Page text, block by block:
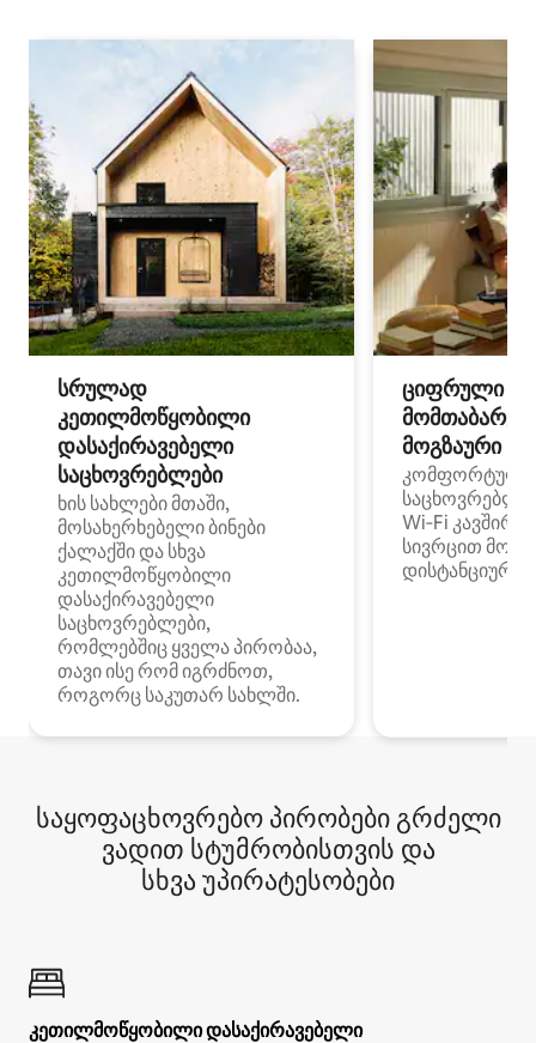
სრულად
კეთილმოწყობილი
დასაქირავებელი
საცხოვრებლები
ხის სახლები მთაში,
მოსახერხებელი ბინები
ქალაქში და სხვა
კეთილმოწყობილი
დასაქირავებელი
საცხოვრებლები,
რომლებშიც ყველა პირობაა,
თავი ისე რომ იგრძნოთ,
როგორც საკუთარ სახლში.
ციფრული
მოგზაური
კომფორტული
Wi‑Fi
სივრცით
დისტანციური
საყოფაცხოვრებო პირობები გრძელი
ვადით სტუმრობისთვის და
სხვა უპირატესობები
კეთილმოწყობილი დასაქირავებელი